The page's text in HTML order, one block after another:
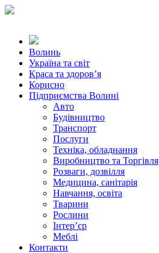
Волинь
Україна та світ
Краса та здоров’я
Корисно
Підприємства Волині
Авто
Будівництво
Транспорт
Послуги
Техніка, обладнання
Виробництво та Торгівля
Розваги, дозвілля
Медицина, санітарія
Навчання, освіта
Тварини
Рослини
Інтер’єр
Меблі
Контакти